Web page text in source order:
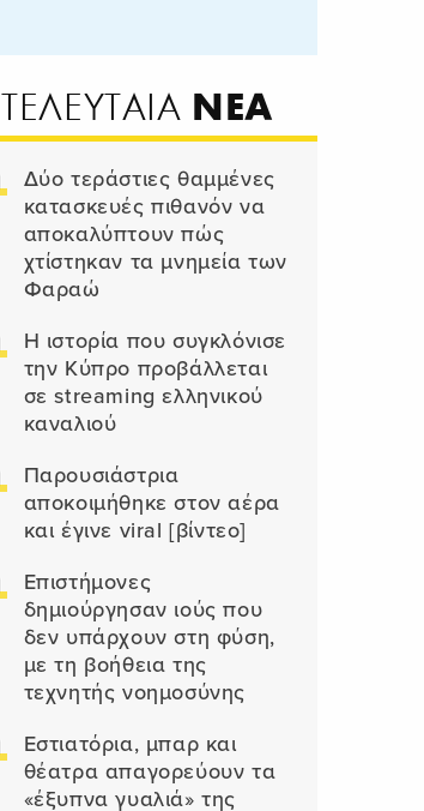
ΤΕΛΕΥΤΑΙΑ ΝΕΑ
Δύο τεράστιες θαμμένες
κατασκευές πιθανόν να
αποκαλύπτουν πώς
χτίστηκαν τα μνημεία των
Φαραώ
Η ιστορία που συγκλόνισε
την Κύπρο προβάλλεται
σε streaming ελληνικού
καναλιού
Παρουσιάστρια
αποκοιμήθηκε στον αέρα
και έγινε viral [βίντεο]
Επιστήμονες
δημιούργησαν ιούς που
δεν υπάρχουν στη φύση,
με τη βοήθεια της
τεχνητής νοημοσύνης
Εστιατόρια, μπαρ και
θέατρα απαγορεύουν τα
«έξυπνα γυαλιά» της